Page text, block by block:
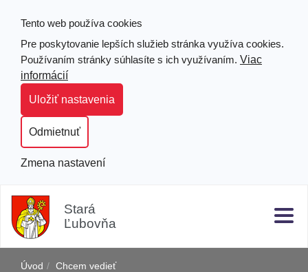
Tento web používa cookies
Pre poskytovanie lepších služieb stránka využíva cookies.
Používaním stránky súhlasíte s ich využívaním. Viac
informácií
Uložiť nastavenia
Odmietnuť
Zmena nastavení
obsahu
Stará
Ľubovňa
Úvod
Chcem vedieť